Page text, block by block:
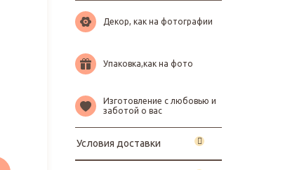
Декор, как на фотографии
Упаковка,как на фото
Изготовление с любовью и
заботой о вас
Условия доставки